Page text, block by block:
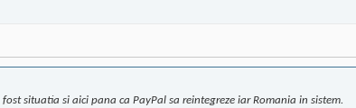
situatia si aici pana ca PayPal sa reintegreze iar Romania in sistem.